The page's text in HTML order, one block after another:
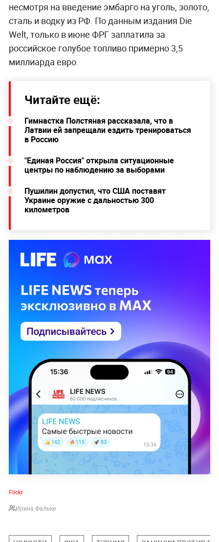
несмотря на введение эмбарго на уголь, золото,
сталь и водку из РФ. По данным издания Die
Welt, только в июне ФРГ заплатила за
российское голубое топливо примерно 3,5
миллиарда евро.
Читайте ещё:
Гимнастка Полстяная рассказала, что в
Латвии ей запрещали ездить тренироваться
в Россию
"Единая Россия" открыла ситуационные
центры по наблюдению за выборами
Пушилин допустил, что США поставят
Украине оружие с дальностью 300
километров
Flickr
Ирина Фальке